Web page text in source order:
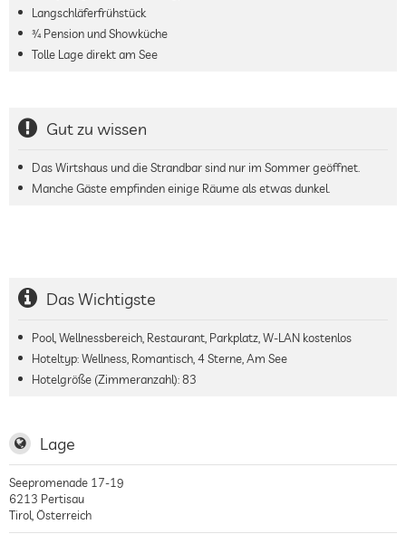
Langschläferfrühstück
¾ Pension und Showküche
Tolle Lage direkt am See
Gut zu wissen
Das Wirtshaus und die Strandbar sind nur im Sommer geöffnet.
Manche Gäste empfinden einige Räume als etwas dunkel.
Das Wichtigste
Pool, Wellnessbereich, Restaurant, Parkplatz, W-LAN kostenlos
Hoteltyp: Wellness, Romantisch, 4 Sterne, Am See
Hotelgröße (Zimmeranzahl):83
Lage
Seepromenade 17-19
6213 Pertisau
Tirol Österreich